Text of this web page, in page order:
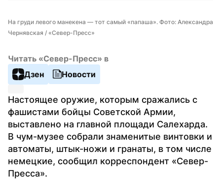
На груди левого манекена — тот самый «папаша». Фото: Александра
Чернявская / «Север-Пресс»
Читать «Север-Пресс» в
Дзен
Новости
Настоящее оружие, которым сражались с
фашистами бойцы Советской Армии,
выставлено на главной площади Салехарда.
В чум-музее собрали знаменитые винтовки и
автоматы, штык-ножи и гранаты, в том числе
немецкие, сообщил корреспондент «Север-
Пресса».